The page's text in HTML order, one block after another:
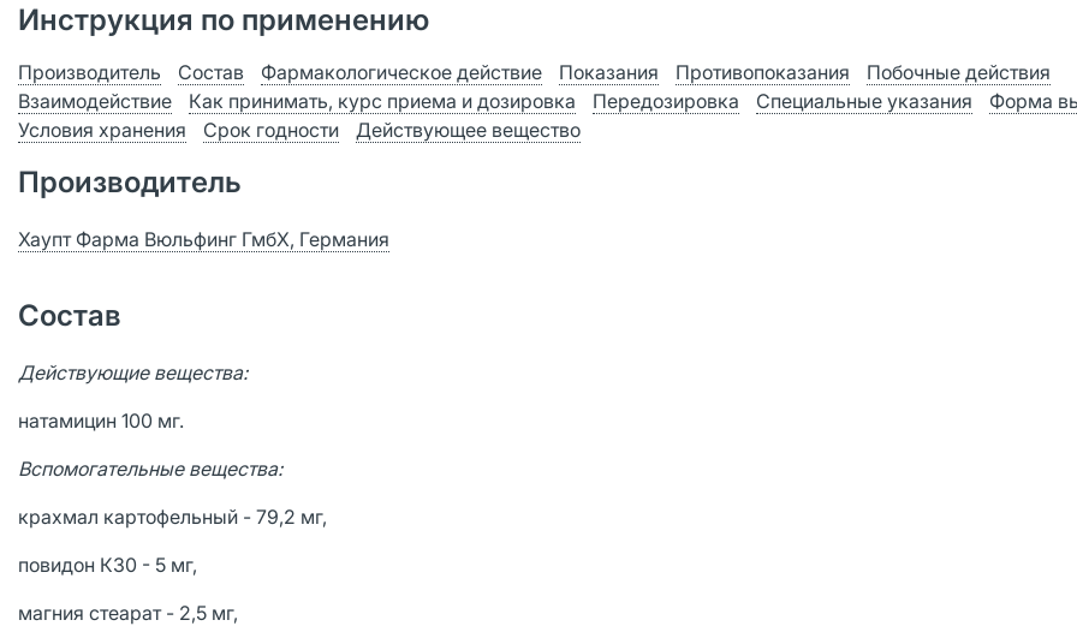
Инструкция по применению
Производитель Состав Фармакологическое действие Показания Противопоказания
Побочные действия
Взаимодействие
Как принимать, курс приема и дозировка Передозировка Специальные указания
Форма
Условия хранения
Срок годности Действующее вещество
Производитель
Хаупт Фарма Вюльфинг ГмбХ, Германия
Состав
Действующие вещества:
натамицин 100 мг.
Вспомогательные вещества:
крахмал картофельный - 79,2 мг,
повидон К30 - 5 мг,
магния стеарат - 2,5 мг,